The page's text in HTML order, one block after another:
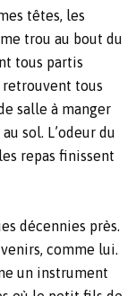
têtes, les
trou au bout du
tous partis
tous
salle à manger
sol. L’odeur du
repas finissent
décennies près.
comme lui.
un instrument